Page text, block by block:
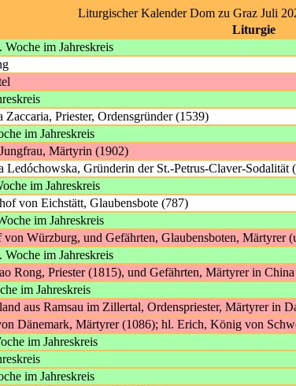
Liturgischer Kalender Dom zu Graz Juli
Liturgie
Woche im Jahreskreis
Priester, Ordensgründer (1539)
im Jahreskreis
Märtyrin (1902)
Ledóchowska, Gründerin der St.-Petrus-Claver-Sodalität
im Jahreskreis
von Eichstätt, Glaubensbote (787)
im Jahreskreis
Würzburg, und Gefährten, Glaubensboten, Märtyrer
Woche im Jahreskreis
Rong, Priester (1815), und Gefährten, Märtyrer in China
im Jahreskreis
aus Ramsau im Zillertal, Ordenspriester, Märtyrer in
Dänemark, Märtyrer (1086); hl. Erich, König von
im Jahreskreis
im Jahreskreis